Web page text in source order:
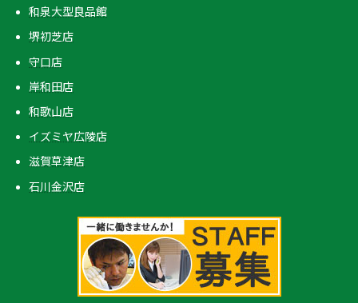
和泉大型良品館
堺初芝店
守口店
岸和田店
和歌山店
イズミヤ広陵店
滋賀草津店
石川金沢店